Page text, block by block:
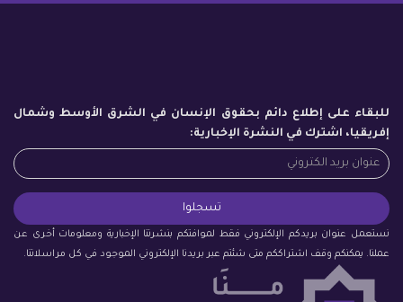
للبقاء على إطلاع دائم بحقوق الإنسان في الشرق الأوسط وشمال
إفريقيا، اشترك في النشرة الإخبارية:
نستعمل عنوان بريدكم الإلكتروني فقط لموافتكم بنشرتنا الإخبارية ومعلومات أخرى عن
عملنا. يمكنكم وقف اشتراككم متى شئتم عبر بريدنا الإلكتروني الموجود في كل مراسلاتنا.